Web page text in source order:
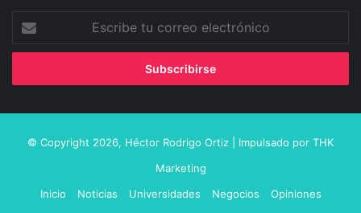
tu
correo
© Copyright 2026, Héctor Rodrigo Ortiz | Impulsado por THK
Marketing
Inicio
Noticias Universidades Negocios Opiniones